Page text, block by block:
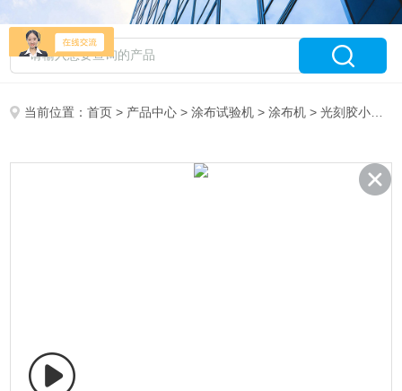
当前位置：首页 > 产品中心 >涂布试验机 >涂布机 > 光刻胶小型刮涂机ZB-TB